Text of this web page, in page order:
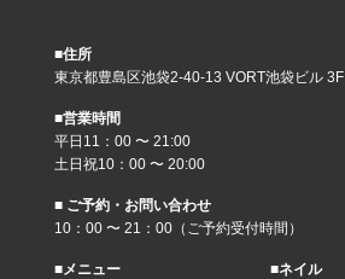
■住所
東京都豊島区池袋2-40-13 VORT池袋ビル 3F
■営業時間
平日11：00 〜 21:00
土日祝10：00 〜 20:00
■ ご予約・お問い合わせ
10：00 〜 21：00（ご予約受付時間）
■メニュー ■ネイル